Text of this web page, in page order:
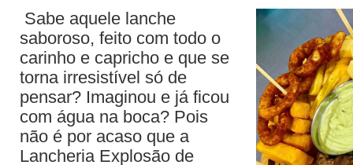
Sabe aquele lanche
saboroso, feito com todo o
carinho e capricho e que se
torna irresistível só de
pensar? Imaginou e já ficou
com água na boca? Pois
não é por acaso que a
Lancheria Explosão de